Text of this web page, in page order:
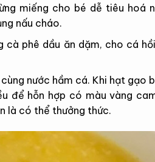
miếng cho bé dễ tiêu hoá
nấu cháo.
cà phê dầu ăn dặm, cho cá
nước hầm cá. Khi hạt gạo
để hỗn hợp có màu vàng
là có thể thưởng thức.